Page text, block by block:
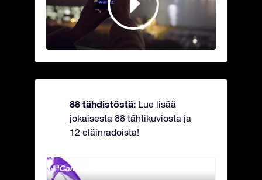
88 tähdistöstä: Lue lisää
jokaisesta 88 tähtikuviosta ja
12 eläinradoista!
Camelopardalis - Kirahvi